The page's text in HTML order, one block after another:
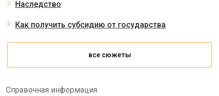
Наследство
Как получить субсидию от государства
все сюжеты
Справочная информация